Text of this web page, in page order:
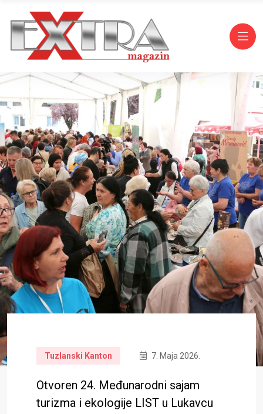
Tuzlanski Kanton 7. Maja 2026.
Otvoren 24. Međunarodni sajam
turizma i ekologije LIST u Lukavcu